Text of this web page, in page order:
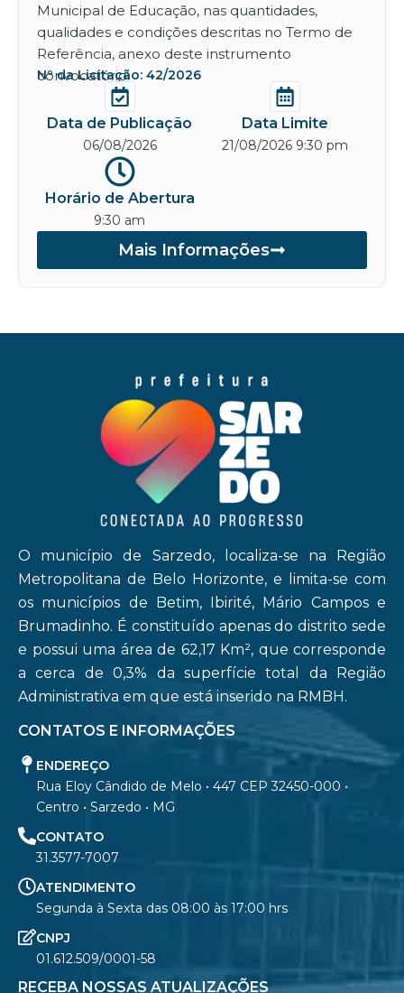
Municipal de Educação, nas quantidades,
qualidades e condições descritas no Termo de
Referência, anexo deste instrumento
convocatório.
Nº da Licitação: 42/2026
Data de Publicação
06/08/2026
Data Limite
21/08/2026 9:30 pm
Horário de Abertura
9:30 am
Mais Informações
O município de Sarzedo, localiza-se na Região
Metropolitana de Belo Horizonte, e limita-se com
os municípios de Betim, Ibirité, Mário Campos e
Brumadinho. É constituído apenas do distrito sede
e possui uma área de 62,17 Km², que corresponde
a cerca de 0,3% da superfície total da Região
Administrativa em que está inserido na RMBH.
CONTATOS E INFORMAÇÕES
ENDEREÇO
Rua Eloy Cândido de Melo • 447 CEP 32450-000 •
Centro • Sarzedo • MG
CONTATO
31.3577-7007
ATENDIMENTO
Segunda à Sexta das 08:00 às 17:00 hrs
CNPJ
01.612.509/0001-58
RECEBA NOSSAS ATUALIZAÇÕES